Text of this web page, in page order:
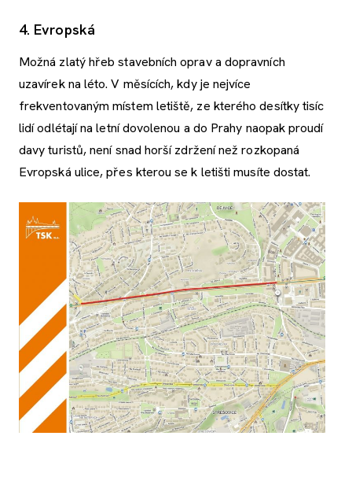
4. Evropská
Možná zlatý hřeb stavebních oprav a dopravních
uzavírek na léto. V měsících, kdy je nejvíce
frekventovaným místem letiště, ze kterého desítky tisíc
lidí odlétají na letní dovolenou a do Prahy naopak proudí
davy turistů, není snad horší zdržení než rozkopaná
Evropská ulice, přes kterou se k letišti musíte dostat.